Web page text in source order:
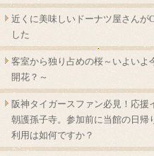
近くに美味しいドーナツ屋さんが
した
客室から独り占めの桜～いよいよ
開花？～
阪神タイガースファン必見！応援
朝護孫子寺。参加前に当館の日帰
利用は如何ですか？